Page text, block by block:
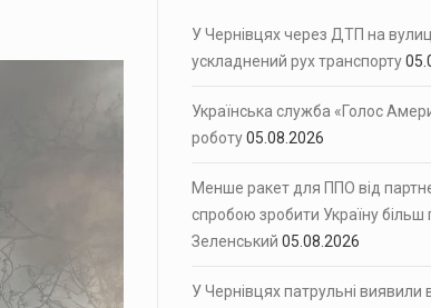
будівлі, суха трава та вагончик Минулої доби на
і збуті боєприпасів Протиправну діяльність 48-річного
У Чернівцях на вулиці Скальда…
мовника «Голос Америки» ухвалило…
У Чернівцях через ДТП на
ускладнений рух транспорту
Українська служба «Голос
роботу05.08.2026
Менше ракет для ППО від
спробою зробити Україну
Зеленський 05.08.2026
У Чернівцях патрульні виявили